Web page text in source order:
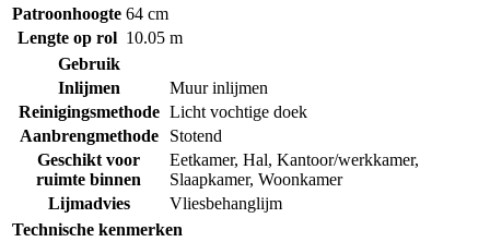
Patroonhoogte 64 cm
Lengte op rol 10.05 m
Gebruik
Inlijmen
Muur inlijmen
Reinigingsmethode Licht vochtige doek
Aanbrengmethode
Stotend
Geschikt voor
ruimte binnen
Eetkamer, Hal, Kantoor/werkkamer,
Slaapkamer, Woonkamer
Lijmadvies
Vliesbehanglijm
Technische kenmerken